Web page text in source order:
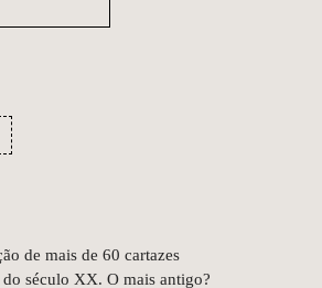
de mais de 60 cartazes
século XX. O mais antigo?